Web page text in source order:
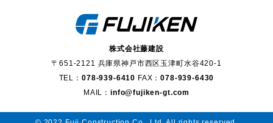
株式会社藤建設
〒651-2121 兵庫県神戸市西区玉津町水谷420-1
TEL：078-939-6410 FAX：078-939-6430
MAIL：info@fujiken-gt.com